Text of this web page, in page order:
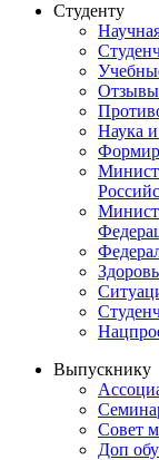
Студенту
Отзывы
Наука и
Выпускнику
Совет
Доп